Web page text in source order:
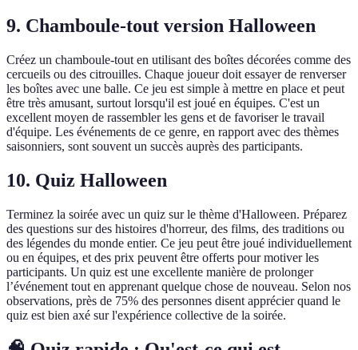
9. Chamboule-tout version Halloween
Créez un chamboule-tout en utilisant des boîtes décorées comme des
cercueils ou des citrouilles. Chaque joueur doit essayer de renverser
les boîtes avec une balle. Ce jeu est simple à mettre en place et peut
être très amusant, surtout lorsqu'il est joué en équipes. C'est un
excellent moyen de rassembler les gens et de favoriser le travail
d'équipe. Les événements de ce genre, en rapport avec des thèmes
saisonniers, sont souvent un succès auprès des participants.
10. Quiz Halloween
Terminez la soirée avec un quiz sur le thème d'Halloween. Préparez
des questions sur des histoires d'horreur, des films, des traditions ou
des légendes du monde entier. Ce jeu peut être joué individuellement
ou en équipes, et des prix peuvent être offerts pour motiver les
participants. Un quiz est une excellente manière de prolonger
l’événement tout en apprenant quelque chose de nouveau. Selon nos
observations, près de 75% des personnes disent apprécier quand le
quiz est bien axé sur l'expérience collective de la soirée.